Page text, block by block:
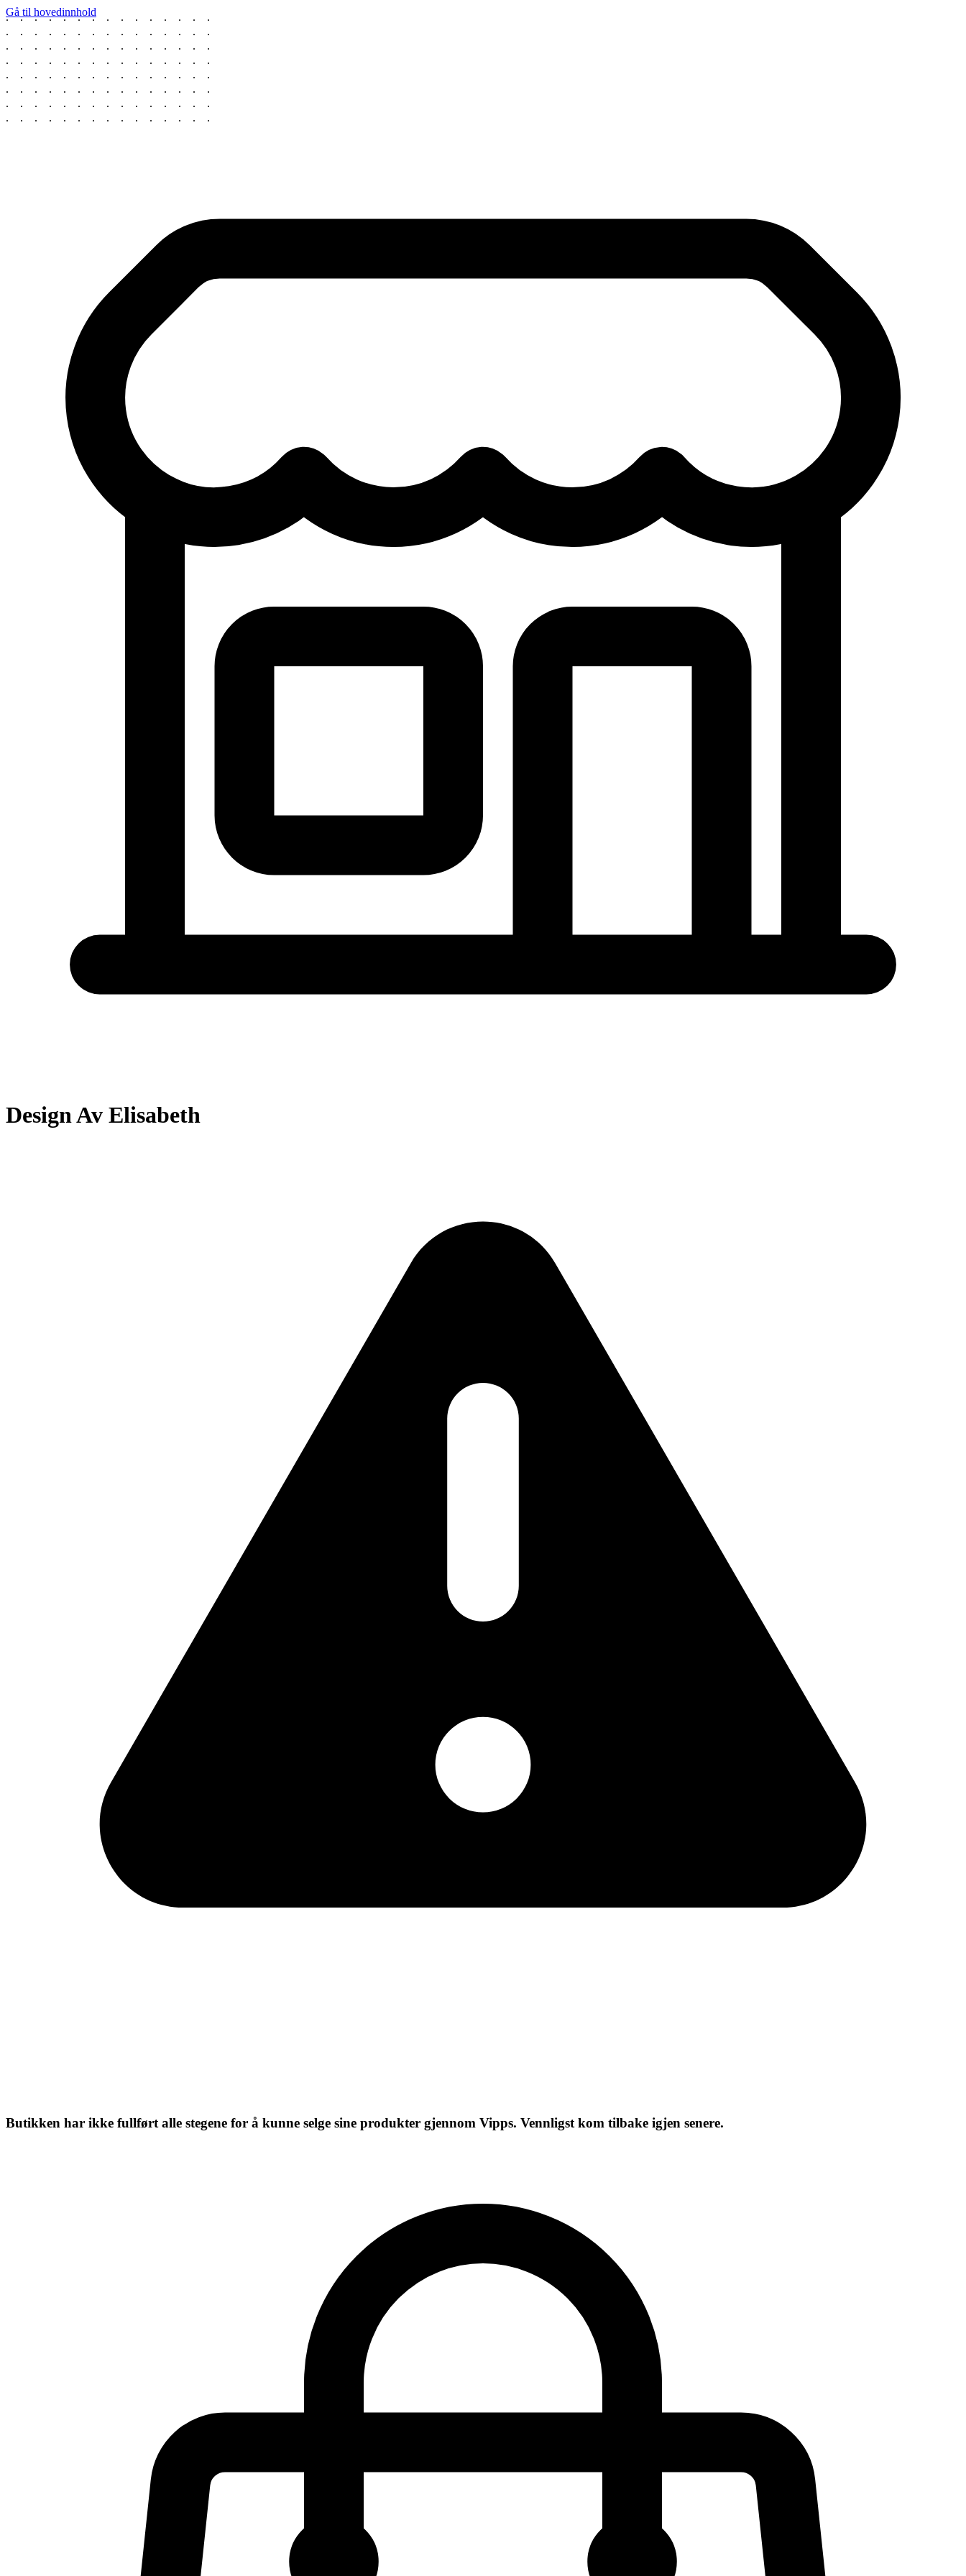
Gå til hovedinnhold
Design Av Elisabeth
Butikken har ikke fullført alle stegene for å kunne selge sine produkter gjennom Vipps. Vennligst kom tilbake igjen senere.